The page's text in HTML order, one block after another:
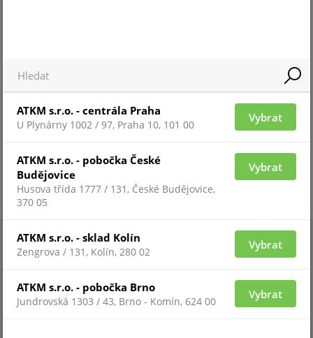
ZAŘAZENÍ ZBOŽÍ
systém EVOLUTION
ATKM s.r.o. - centrála Praha
U Plynárny 1002 / 97, Praha 10, 101 00
Vybrat
ATKM s.r.o. - pobočka České
Budějovice
Husova třída 1777 / 131, České Budějovice,
370 05
Vybrat
ATKM s.r.o. - sklad Kolín
Zengrova / 131, Kolín, 280 02
Vybrat
ATKM s.r.o. - pobočka Brno
Jundrovská 1303 / 43, Brno - Komín, 624 00
Vybrat